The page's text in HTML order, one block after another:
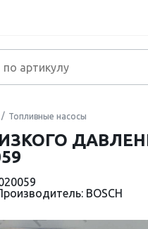
Топливные насосы
BOSCH